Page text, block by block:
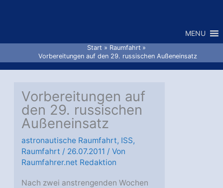
MENU
Start
Raumfahrt
Vorbereitungen auf den 29. russischen Außeneinsatz
Vorbereitungen auf
den 29. russischen
Außeneinsatz
astronautische Raumfahrt, ISS,
Raumfahrt / 26.07.2011 / Von
Raumfahrer.net Redaktion
Nach zwei anstrengenden Wochen